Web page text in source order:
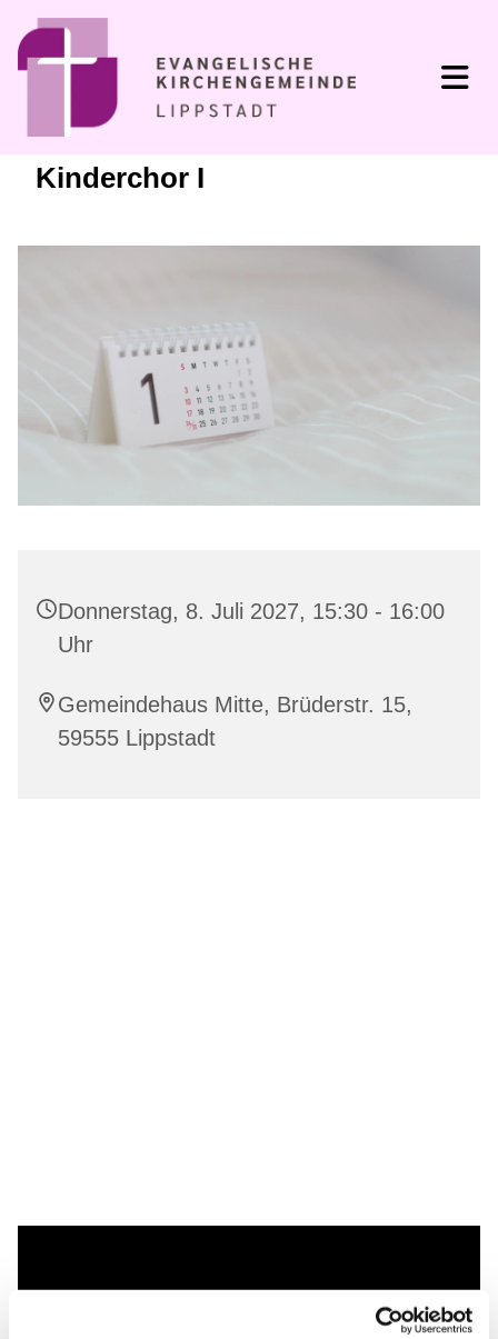
Kinderchor I
Donnerstag, 8. Juli 2027, 15:30 - 16:00
Uhr
Gemeindehaus Mitte, Brüderstr. 15,
59555 Lippstadt
Dies könnte Sie auch